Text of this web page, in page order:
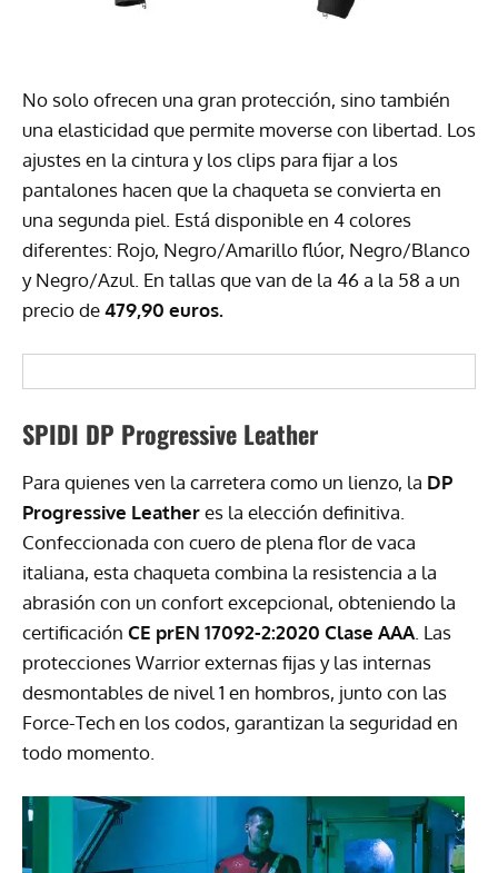
No solo ofrecen una gran protección, sino también
una elasticidad que permite moverse con libertad. Los
ajustes en la cintura y los clips para fijar a los
pantalones hacen que la chaqueta se convierta en
una segunda piel. Está disponible en 4 colores
diferentes: Rojo, Negro/Amarillo flúor, Negro/Blanco
y Negro/Azul. En tallas que van de la 46 a la 58 a un
precio de479,90 euros.
SPIDI DP Progressive Leather
Para quienes ven la carretera como un lienzo, la DP
Progressive Leatheres la elección definitiva.
Confeccionada con cuero de plena flor de vaca
italiana, esta chaqueta combina la resistencia a la
abrasión con un confort excepcional, obteniendo la
certificación CE prEN 17092-2:2020 Clase AAA . Las
protecciones Warrior externas fijas y las internas
desmontables de nivel 1 en hombros, junto con las
Force-Tech en los codos, garantizan la seguridad en
todo momento.